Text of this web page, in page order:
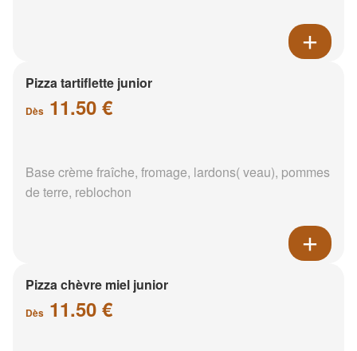
Pizza tartiflette junior
Dès 11.50 €
Base crème fraîche, fromage, lardons( veau), pommes
de terre, reblochon
Pizza chèvre miel junior
Dès 11.50 €